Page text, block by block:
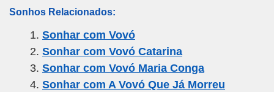
ail c
e
b
o
tt
er
e
gr
a
m
s
A
p
Sonhos Relacionados:
Sonhar com Vovó
Sonhar com Vovó Catarina
Sonhar com Vovó Maria Conga
Sonhar com A Vovó Que Já Morreu